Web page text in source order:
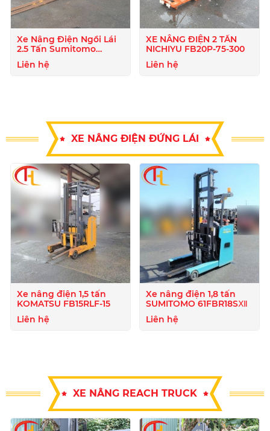
Xe Nâng Điện Ngồi Lái
2.5 Tấn Sumitomo
51FB25PJXIII
Liên hệ
XE NÂNG ĐIỆN 2 TẤN
NICHIYU FB20P-75-300
Liên hệ
XE NÂNG ĐIỆN ĐỨNG LÁI
Xe nâng điện 1,5 tấn
KOMATSU FB15RLF-15
Liên hệ
Xe nâng điện 1,8 tấn
SUMITOMO 61FBR18SⅫ
Liên hệ
XE NÂNG REACH TRUCK